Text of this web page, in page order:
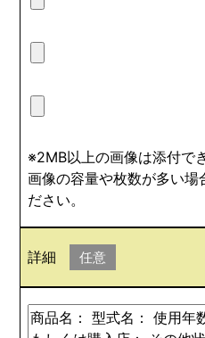
※2MB以上の画像は添付で
画像の容量や枚数が多い場
ださい。
詳細 任意